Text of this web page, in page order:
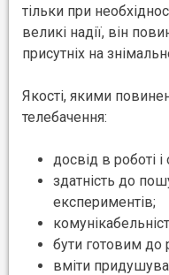
тільки при
великі надії, він
присутніх на
Якості, якими
телебачення:
досвід в роботі і
здатність до
експериментів;
бути готовим до
вміти